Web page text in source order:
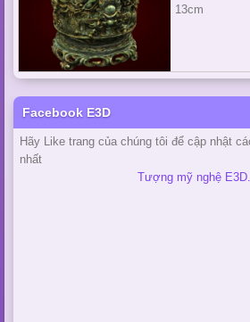
13cm
Facebook E3D
Hãy Like trang của chúng tôi để cập nhật
nhất
Tượng mỹ nghệ